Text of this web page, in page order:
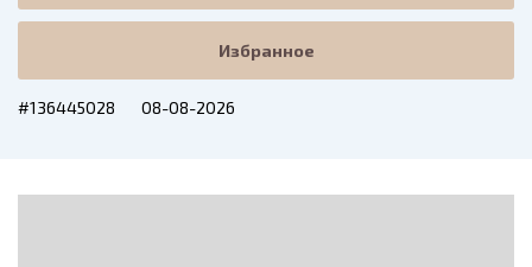
Избранное
#136445028 08-08-2026